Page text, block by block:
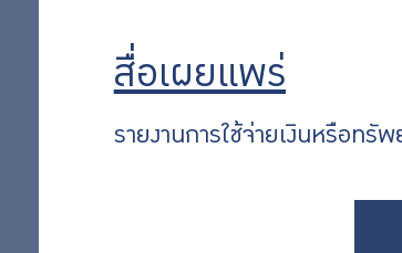
สื่อเผยแพร่
รายงานการใช้จ่ายเงินหรือทรั